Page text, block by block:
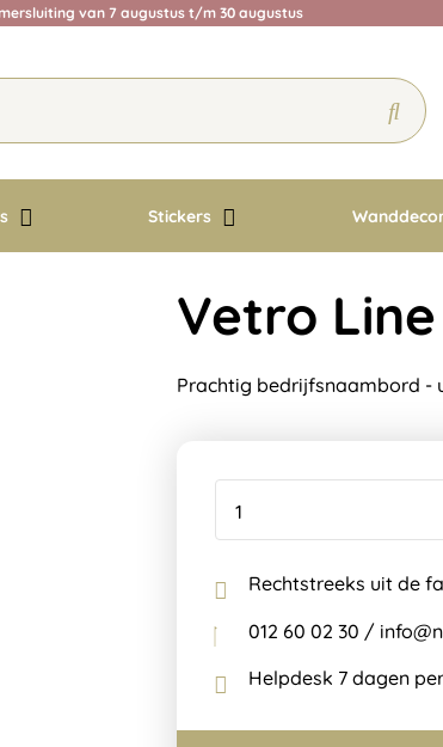
van 7 augustus t/m 30 augustus
Stickers
Vetro
Prachtig bedrijfsnaambord -
Rechtstreeks uit de
012 60 02 30 /
Helpdesk 7 dagen